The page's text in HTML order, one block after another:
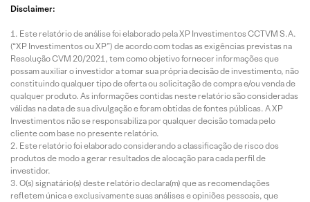
Disclaimer:
Este relatório de análise foi elaborado pela XP Investimentos CCTVM S.A.
(“XP Investimentos ou XP”) de acordo com todas as exigências previstas na
Resolução CVM 20/2021, tem como objetivo fornecer informações que
possam auxiliar o investidor a tomar sua própria decisão de investimento, não
constituindo qualquer tipo de oferta ou solicitação de compra e/ou venda de
qualquer produto. As informações contidas neste relatório são consideradas
válidas na data de sua divulgação e foram obtidas de fontes públicas. A XP
Investimentos não se responsabiliza por qualquer decisão tomada pelo
cliente com base no presente relatório.
Este relatório foi elaborado considerando a classificação de risco dos
produtos de modo a gerar resultados de alocação para cada perfil de
investidor.
O(s) signatário(s) deste relatório declara(m) que as recomendações
refletem única e exclusivamente suas análises e opiniões pessoais, que